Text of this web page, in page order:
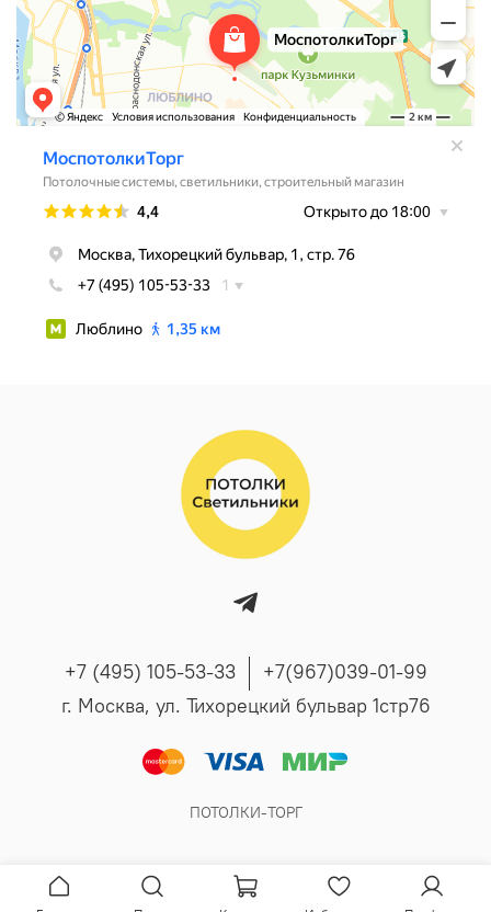
+7 (495) 105-53-33
+7(967)039-01-99
г. Москва, ул. Тихорецкий бульвар 1стр76
ПОТОЛКИ-ТОРГ